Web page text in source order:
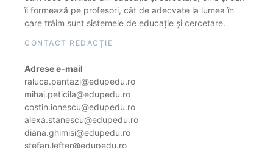
îi formează pe profesori, cât de adecvate la lumea în
care trăim sunt sistemele de educație și cercetare.
CONTACT REDACȚIE
Adrese e-mail
raluca.pantazi@edupedu.ro
mihai.peticila@edupedu.ro
costin.ionescu@edupedu.ro
alexa.stanescu@edupedu.ro
diana.ghimisi@edupedu.ro
stefan.lefter@edupedu.ro